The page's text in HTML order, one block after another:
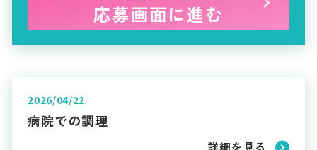
応募画面に進む
2026/04/22
病院での調理